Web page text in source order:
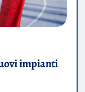
impianti